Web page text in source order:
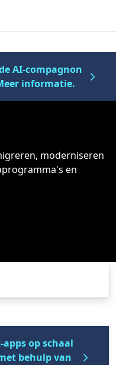
AI-compagnon
informatie.
moderniseren
en
op schaal
behulp van